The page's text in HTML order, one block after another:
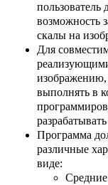
пользователь
возможность
скалы на
Для
изображению,
выполнять в
Программа
различные
виде:
Средние